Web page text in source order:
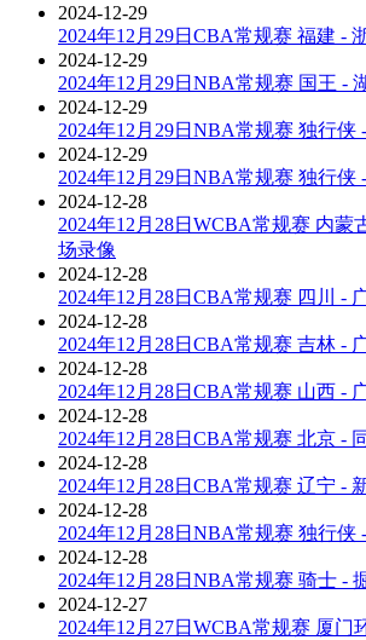
2024-12-29
2024年12月29日CBA常规赛 福建 -
2024-12-29
2024年12月29日NBA常规赛 国王 -
2024-12-29
2024年12月29日NBA常规赛 独行侠
2024-12-29
2024年12月29日NBA常规赛 独行侠
2024-12-28
2024年12月28日WCBA常规赛 内蒙
场录像
2024-12-28
2024年12月28日CBA常规赛 四川 -
2024-12-28
2024年12月28日CBA常规赛 吉林 -
2024-12-28
2024年12月28日CBA常规赛 山西 -
2024-12-28
2024年12月28日CBA常规赛 北京 -
2024-12-28
2024年12月28日CBA常规赛 辽宁 -
2024-12-28
2024年12月28日NBA常规赛 独行侠
2024-12-28
2024年12月28日NBA常规赛 骑士 -
2024-12-27
2024年12月27日WCBA常规赛 厦门